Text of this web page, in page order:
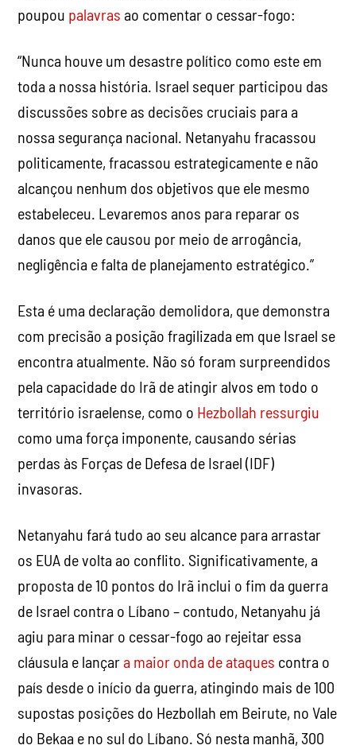
poupou palavras ao comentar o cessar-fogo:
“Nunca houve um desastre político como este em
toda a nossa história. Israel sequer participou das
discussões sobre as decisões cruciais para a
nossa segurança nacional. Netanyahu fracassou
politicamente, fracassou estrategicamente e não
alcançou nenhum dos objetivos que ele mesmo
estabeleceu. Levaremos anos para reparar os
danos que ele causou por meio de arrogância,
negligência e falta de planejamento estratégico.”
Esta é uma declaração demolidora, que demonstra
com precisão a posição fragilizada em que Israel se
encontra atualmente. Não só foram surpreendidos
pela capacidade do Irã de atingir alvos em todo o
território israelense, como o Hezbollah ressurgiu
como uma força imponente, causando sérias
perdas às Forças de Defesa de Israel (IDF)
invasoras.
Netanyahu fará tudo ao seu alcance para arrastar
os EUA de volta ao conflito. Significativamente, a
proposta de 10 pontos do Irã inclui o fim da guerra
de Israel contra o Líbano – contudo, Netanyahu já
agiu para minar o cessar-fogo ao rejeitar essa
cláusula e lançar a maior onda de ataques contra o
país desde o início da guerra, atingindo mais de 100
supostas posições do Hezbollah em Beirute, no Vale
do Bekaa e no sul do Líbano. Só nesta manhã, 300